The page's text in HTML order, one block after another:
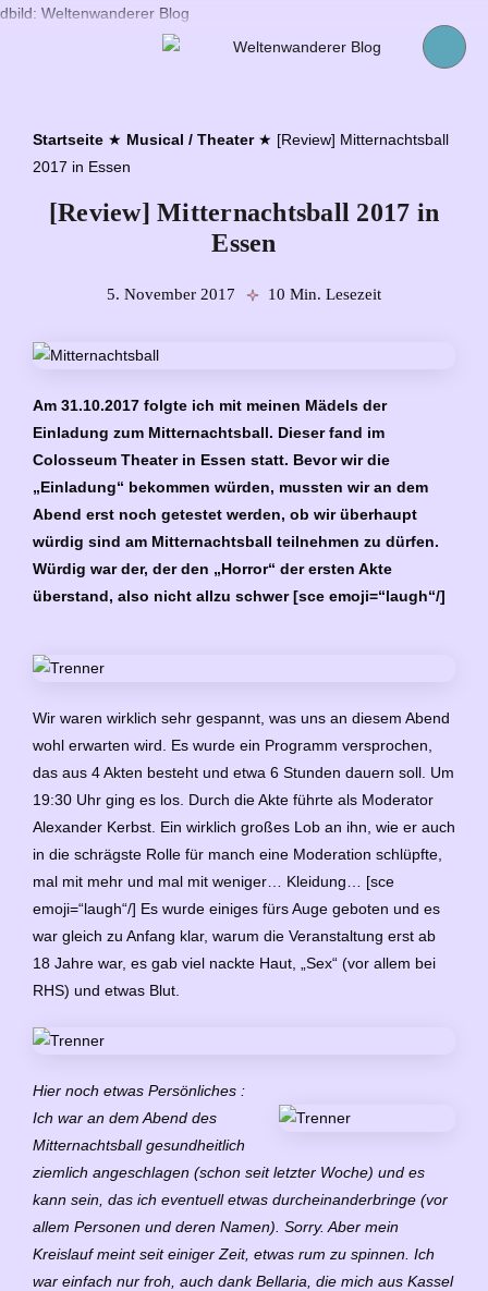
Startseite ★ Musical / Theater★ [Review] Mitternachtsball
2017 in Essen
[Review] Mitternachtsball 2017 in
Essen
5. November 2017 10 Min. Lesezeit
Am 31.10.2017 folgte ich mit meinen Mädels der
Einladung zum Mitternachtsball. Dieser fand im
Colosseum Theater in Essen statt. Bevor wir die
„Einladung“ bekommen würden, mussten wir an dem
Abend erst noch getestet werden, ob wir überhaupt
würdig sind am Mitternachtsball teilnehmen zu dürfen.
Würdig war der, der den „Horror“ der ersten Akte
überstand, also nicht allzu schwer [sce emoji=“laugh“/]
Wir waren wirklich sehr gespannt, was uns an diesem Abend
wohl erwarten wird. Es wurde ein Programm versprochen,
das aus 4 Akten besteht und etwa 6 Stunden dauern soll. Um
19:30 Uhr ging es los. Durch die Akte führte als Moderator
Alexander Kerbst. Ein wirklich großes Lob an ihn, wie er auch
in die schrägste Rolle für manch eine Moderation schlüpfte,
mal mit mehr und mal mit weniger… Kleidung… [sce
emoji=“laugh“/] Es wurde einiges fürs Auge geboten und es
war gleich zu Anfang klar, warum die Veranstaltung erst ab
18 Jahre war, es gab viel nackte Haut, „Sex“ (vor allem bei
RHS) und etwas Blut.
Hier noch etwas Persönliches :
Ich war an dem Abend des
Mitternachtsball gesundheitlich
ziemlich angeschlagen (schon seit letzter Woche) und es
kann sein, das ich eventuell etwas durcheinanderbringe (vor
allem Personen und deren Namen). Sorry. Aber mein
Kreislauf meint seit einiger Zeit, etwas rum zu spinnen. Ich
war einfach nur froh, auch dank Bellaria, die mich aus Kassel